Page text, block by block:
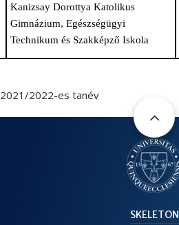
Kanizsay Dorottya Katolikus
Gimnázium, Egészségügyi
Technikum és Szakképző Iskola
2021/2022-es tanév
SKELETON